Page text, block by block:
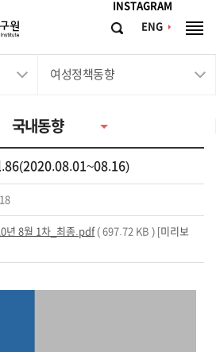
INSTAGRAM
ENG
검
체
여성정책동향
국내동향
년 8월 1차_최종.pdf( 697.72 KB ) [미리보